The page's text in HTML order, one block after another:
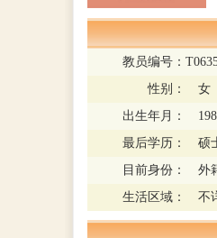
教员编号：
性别：
女
出生年月：
最后学历：
硕
目前身份：
外
生活区域：
不